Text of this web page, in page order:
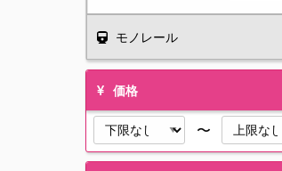
モノレール
価格
〜